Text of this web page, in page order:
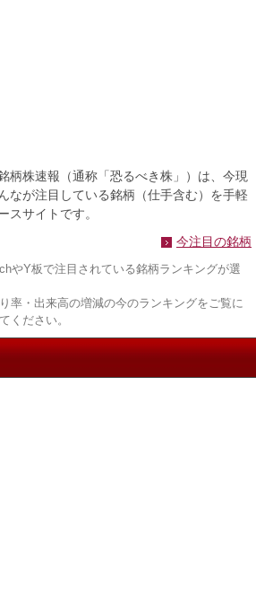
柄株速報（通称「恐るべき株」）は、今現
なが注目している銘柄（仕手含む）を手軽
スサイトです。
今注目の銘柄
やY板で注目されている銘柄ランキングが選
率・出来高の増減の今のランキングをご覧に
ください。